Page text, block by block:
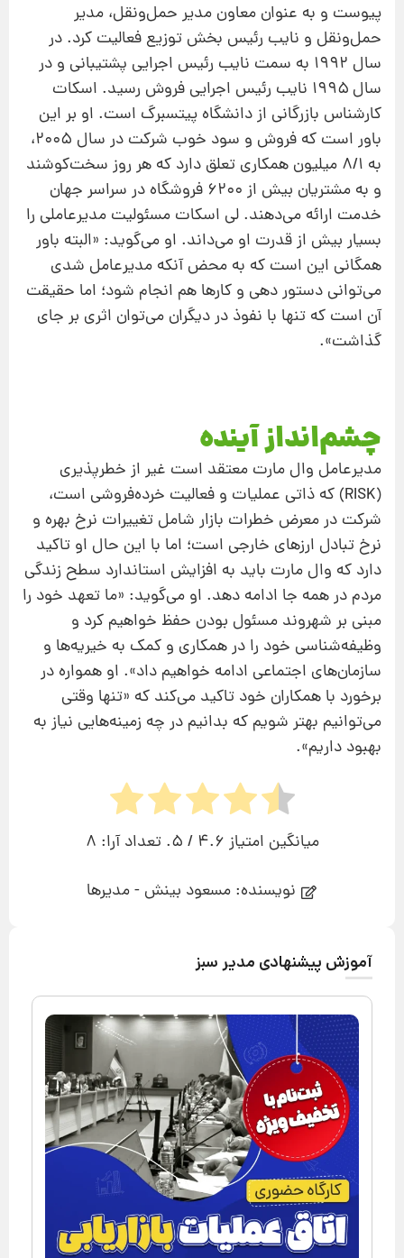
پیوست و به عنوان معاون مدیر حمل‌ونقل، مدیر
حمل‌ونقل و نایب رئیس بخش توزیع فعالیت كرد. در
سال ۱۹۹۲ به سمت نایب رئیس اجرایی پشتیبانی و در
سال ۱۹۹۵ نایب رئیس اجرایی فروش رسید. اسكات
كارشناس بازرگانی از دانشگاه پیتسبرگ است. او بر این
باور است كه فروش و سود خوب شركت در سال ۲۰۰۵،
به ۸/۱ میلیون همكاری تعلق دارد كه هر روز سخت‌كوشند
و به مشتریان بیش از ۶۲۰۰ فروشگاه در سراسر جهان
خدمت ارائه می‌دهند. لی اسكات مسئولیت مدیرعاملی را
بسیار بیش از قدرت او می‌داند. او می‌گوید: «البته باور
همگانی این است كه به محض آنكه مدیرعامل شدی
می‌توانی دستور دهی و كارها هم انجام شود؛ اما حقیقت
آن است كه تنها با نفوذ در دیگران می‌توان اثری بر جای
گذاشت».
چشم‌انداز آینده
مدیرعامل وال مارت معتقد است غیر از خطرپذیری
(RISK) كه ذاتی عملیات و فعالیت خرده‌فروشی است،
شركت در معرض خطرات بازار شامل تغییرات نرخ بهره و
نرخ تبادل ارزهای خارجی است؛ اما با این حال او تاكید
دارد كه وال مارت باید به افزایش استاندارد سطح زندگی
مردم در همه جا ادامه دهد. او می‌گوید: «ما تعهد خود را
مبنی بر شهروند مسئول بودن حفظ خواهیم كرد و
وظیفه‌شناسی خود را در همكاری و كمك به خیریه‌ها و
سازمان‌های اجتماعی ادامه خواهیم داد». او همواره در
برخورد با همكاران خود تاكید می‌كند كه «تنها وقتی
می‌توانیم بهتر شویم كه بدانیم در چه زمینه‌هایی نیاز به
بهبود داریم».
میانگین امتیاز 4.6 / 5. تعداد آرا:
8
نویسنده: مسعود بینش - مدیرها
آموزش پیشنهادی مدیر سبز